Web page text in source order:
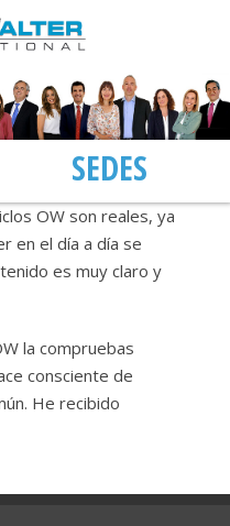
SEDES
OW son reales, ya
en el día a día se
es muy claro y
la compruebas
consciente de
He recibido